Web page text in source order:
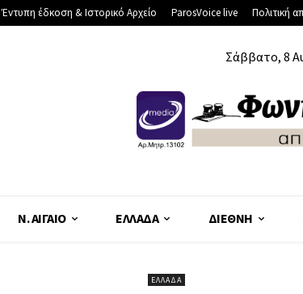
Έντυπη έδκοση & Ιστορικό Αρχείο ParosVoice live Πολιτική
Σάββατο, 8
Ν. ΑΙΓΑΊΟ ΕΛΛΆΔΑ ΔΙΕΘΝΉ
ΕΛΛΆΔΑ